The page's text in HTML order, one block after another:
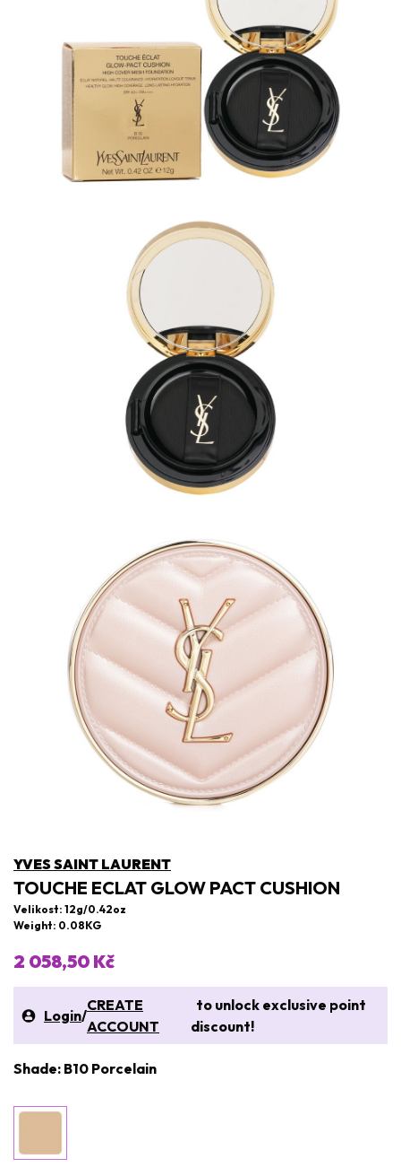
YVES SAINT LAURENT
TOUCHE ECLAT GLOW PACT CUSHION
Velikost: 12g/0.42oz
Weight: 0.08KG
2 058,50 Kč
Login/
CREATE
ACCOUNT
to unlock exclusive point
discount!
Shade: B10 Porcelain